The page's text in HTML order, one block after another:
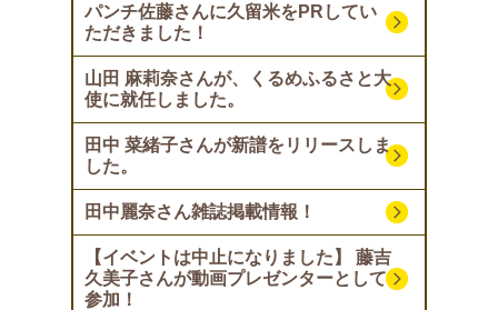
パンチ佐藤さんに久留米をPRしてい
ただきました！
山田 麻莉奈さんが、くるめふるさと大
使に就任しました。
田中 菜緒子さんが新譜をリリースしま
した。
田中麗奈さん雑誌掲載情報！
【イベントは中止になりました】 藤吉
久美子さんが動画プレゼンターとして
参加！